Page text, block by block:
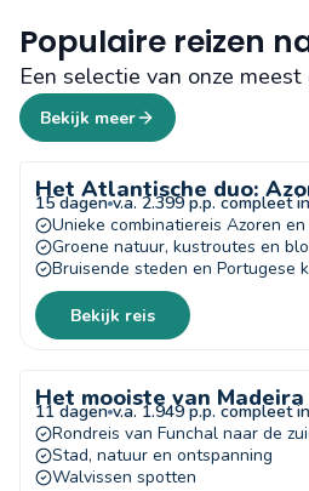
Populaire reizen
Een selectie van onze
Bekijk meer
Het Atlantische duo:
15 dagen v.a. 2.399 p.p. compleet
Unieke combinatiereis Azoren
Groene natuur, kustroutes en
Bruisende steden en Portugese
Bekijk reis
Het mooiste van Madeira
11 dagen v.a. 1.949 p.p. compleet
Rondreis van Funchal naar de
Stad, natuur en ontspanning
Walvissen spotten